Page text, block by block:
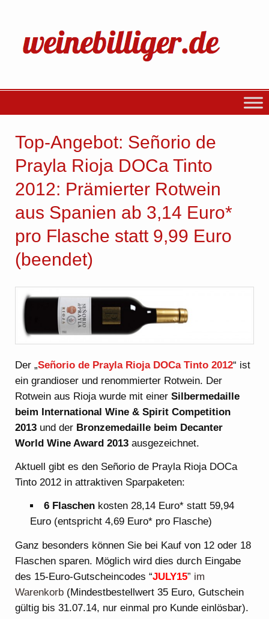
Top-Angebot: Señorio de
Prayla Rioja DOCa Tinto
2012: Prämierter Rotwein
aus Spanien ab 3,14 Euro*
pro Flasche statt 9,99 Euro
(beendet)
Der „Señorio de Prayla Rioja DOCa Tinto 2012“ ist
ein grandioser und renommierter Rotwein. Der
Rotwein aus Rioja wurde mit einerSilbermedaille
beim International Wine & Spirit Competition
2013 und der Bronzemedaille beim Decanter
World Wine Award 2013 ausgezeichnet.
Aktuell gibt es den Señorio de Prayla Rioja DOCa
Tinto 2012 in attraktiven Sparpaketen:
6 Flaschen kosten 28,14 Euro* statt 59,94
Euro (entspricht 4,69 Euro* pro Flasche)
Ganz besonders können Sie bei Kauf von 12 oder 18
Flaschen sparen. Möglich wird dies durch Eingabe
des 15-Euro-Gutscheincodes “JULY15” im
Warenkorb (Mindestbestellwert 35 Euro, Gutschein
gültig bis 31.07.14, nur einmal pro Kunde einlösbar).